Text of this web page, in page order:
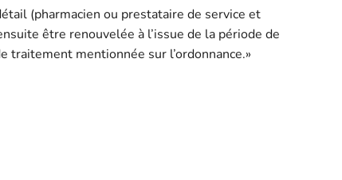
(pharmacien ou prestataire de service et
être renouvelée à l’issue de la période de
mentionnée sur l’ordonnance.»